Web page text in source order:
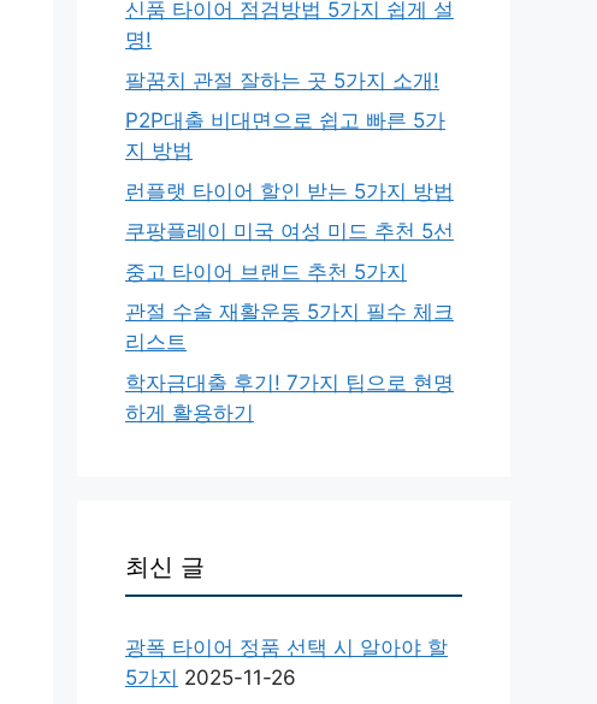
신품 타이어 점검방법 5가지 쉽게 설
명!
팔꿈치 관절 잘하는 곳 5가지 소개!
P2P대출 비대면으로 쉽고 빠른 5가
지 방법
런플랫 타이어 할인 받는 5가지 방법
쿠팡플레이 미국 여성 미드 추천 5선
중고 타이어 브랜드 추천 5가지
관절 수술 재활운동 5가지 필수 체크
리스트
학자금대출 후기! 7가지 팁으로 현명
하게 활용하기
최신 글
광폭 타이어 정품 선택 시 알아야 할
5가지 2025-11-26